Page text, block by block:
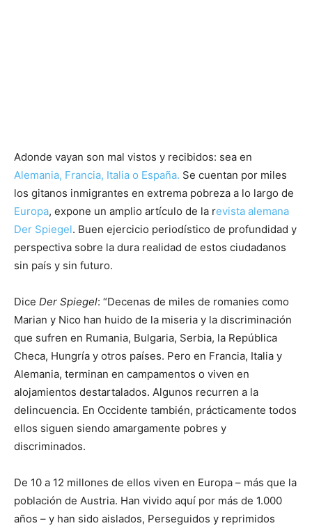
Adonde vayan son mal vistos y recibidos: sea en
Alemania, Francia, Italia o España. Se cuentan por miles
los gitanos inmigrantes en extrema pobreza a lo largo de
Europa, expone un amplio artículo de la revista alemana
Der Spiegel. Buen ejercicio periodístico de profundidad y
perspectiva sobre la dura realidad de estos ciudadanos
sin país y sin futuro.
Dice Der Spiegel: “Decenas de miles de romanies como
Marian y Nico han huido de la miseria y la discriminación
que sufren en Rumania, Bulgaria, Serbia, la República
Checa, Hungría y otros países. Pero en Francia, Italia y
Alemania, terminan en campamentos o viven en
alojamientos destartalados. Algunos recurren a la
delincuencia. En Occidente también, prácticamente todos
ellos siguen siendo amargamente pobres y
discriminados.
De 10 a 12 millones de ellos viven en Europa – más que la
población de Austria. Han vivido aquí por más de 1.000
años – y han sido aislados, Perseguidos y reprimidos